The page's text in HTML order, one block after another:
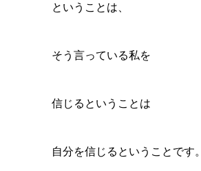
ということは、
そう言っている私を
信じるということは
自分を信じるということです。